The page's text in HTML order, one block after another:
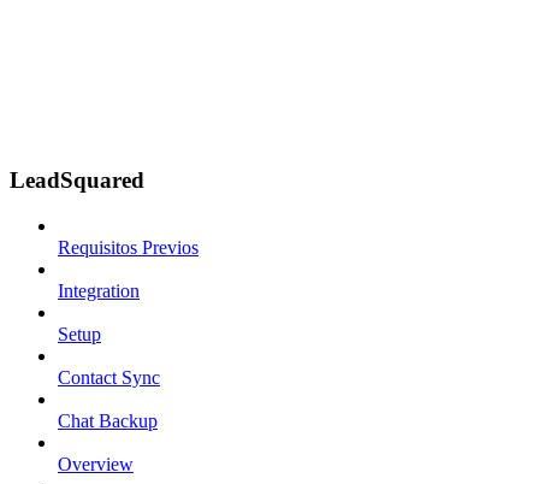
LeadSquared
Requisitos Previos
Integration
Setup
Contact Sync
Chat Backup
Overview